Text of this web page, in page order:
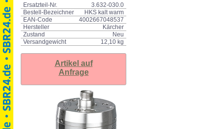
Ersatzteil-Nr.
3.632-030.0
Bestell-Bezeichner
HKS kalt warm
EAN-Code
4002667048537
Hersteller
Kärcher
Zustand
Neu
Versandgewicht
12,10 kg
Artikel auf
Anfrage